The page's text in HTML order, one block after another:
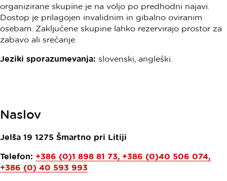
organizirane skupine je na voljo po predhodni najavi.
Dostop je prilagojen invalidnim in gibalno oviranim
osebam. Zaključene skupine lahko rezervirajo prostor za
zabavo ali srečanje.
Jeziki sporazumevanja: slovenski, angleški.
Naslov
Jelša 19 1275 Šmartno pri Litiji
Telefon: +386 (0)1 898 81 73, +386 (0)40 506 074,
+386 (0) 40 593 993